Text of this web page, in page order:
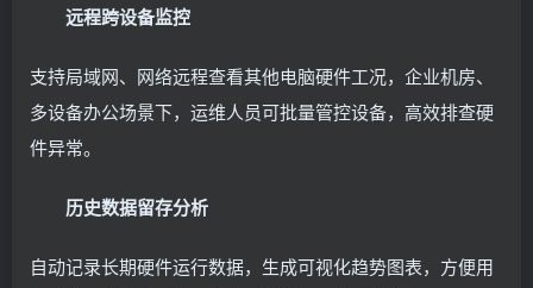
远程跨设备监控
支持局域网、网络远程查看其他电脑硬件工况，企业机房、
多设备办公场景下，运维人员可批量管控设备，高效排查硬
件异常。
历史数据留存分析
自动记录长期硬件运行数据，生成可视化趋势图表，方便用